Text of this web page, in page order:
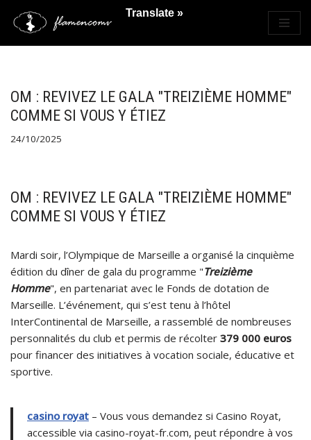
Saltar
OM : REVIVEZ LE GALA "TREIZIÈME HOMME"
COMME SI VOUS Y ÉTIEZ
24/10/2025
OM : REVIVEZ LE GALA "TREIZIÈME HOMME"
COMME SI VOUS Y ÉTIEZ
Mardi soir, l’Olympique de Marseille a organisé la cinquième
édition du dîner de gala du programme "Treizième
Homme", en partenariat avec le Fonds de dotation de
Marseille. L’événement, qui s’est tenu à l’hôtel
InterContinental de Marseille, a rassemblé de nombreuses
personnalités du club et permis de récolter 379 000 euros
pour financer des initiatives à vocation sociale, éducative et
sportive.
casino royat – Vous vous demandez si Casino Royat,
accessible via casino-royat-fr.com, peut répondre à vos
Translate »